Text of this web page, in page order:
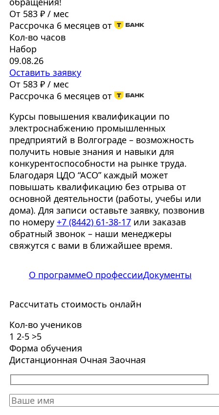
От 583 ₽ / мес
Рассрочка 6 месяцев от
Кол-во часов
Набор
09.08.26
Оставить заявку
От 583 ₽ / мес
Рассрочка 6 месяцев от
Курсы повышения квалификации по
электроснабжению промышленных
предприятий в Волгограде – возможность
получить новые знания и навыки для
конкурентоспособности на рынке труда.
Благодаря ЦДО “АСО” каждый может
повышать квалификацию без отрыва от
основной деятельности (работы, учебы или
дома). Для записи оставьте заявку, позвонив
по номеру +7 (8442) 61-38-17или заказав
обратный звонок – наши менеджеры
свяжутся с вами в ближайшее время.
О программеО профессииДокументы
Рассчитать стоимость онлайн
Кол-во учеников
1 2-5 >5
Форма обучения
Дистанционная Очная Заочная